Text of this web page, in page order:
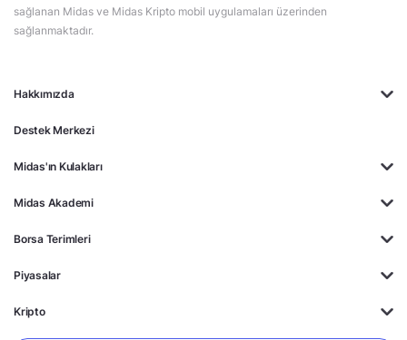
Hakkımızda
Destek Merkezi
Midas'ın Kulakları
Midas Akademi
Borsa Terimleri
Piyasalar
Kripto
sağlanan Midas ve Midas Kripto mobil uygulamaları üzerinden
sağlanmaktadır.